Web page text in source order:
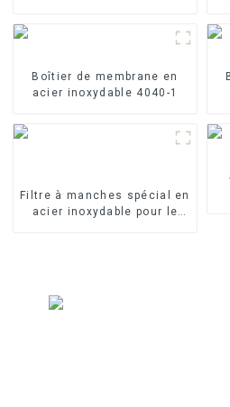
Boîtier de membrane en
acier inoxydable 4040-1
Filtre à manches spécial en
acier inoxydable pour le